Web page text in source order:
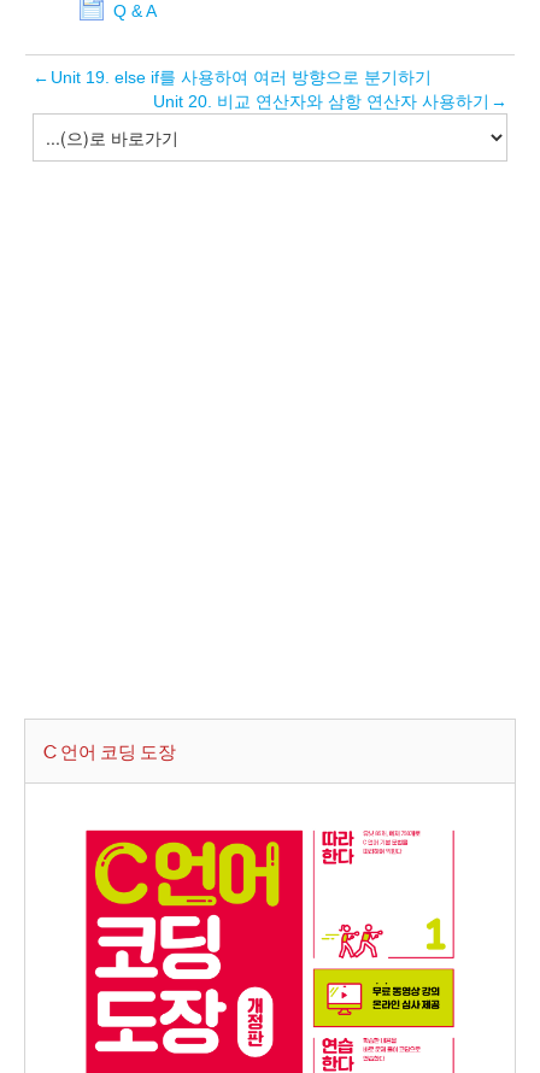
Q & A
← Unit 19. else if를 사용하여 여러 방향으로 분기하기
Unit 20. 비교 연산자와 삼항 연산자 사용하기 →
C 언어 코딩 도장